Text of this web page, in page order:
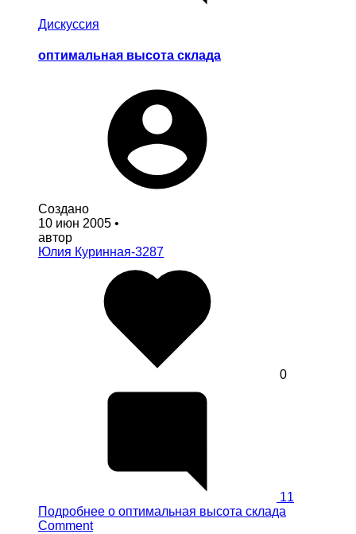
Дискуссия
оптимальная высота склада
Создано
10 июн 2005 •
автор
Юлия Куринная-3287
0
11
Подробнее о оптимальная высота склада
Comment